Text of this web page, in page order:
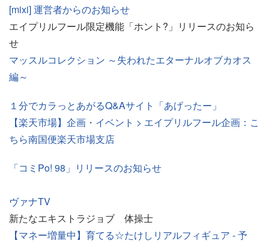
[mixi] 運営者からのお知らせ
エイプリルフール限定機能「ホント?」リリースのお知ら
せ
マッスルコレクション ～失われたエターナルオブカオス
編～
１分でカラっとあがるQ&Aサイト「あげったー」
【楽天市場】企画・イベント > エイプリルフール企画：こ
ちら南国便楽天市場支店
「コミPo! 98」リリースのお知らせ
ヴァナTV
新たなエキストラジョブ 体操士
【マネー増量中】育てる☆たけしリアルフィギュア - 予